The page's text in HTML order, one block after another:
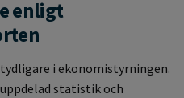
enligt
i ekonomistyrningen.
statistik och